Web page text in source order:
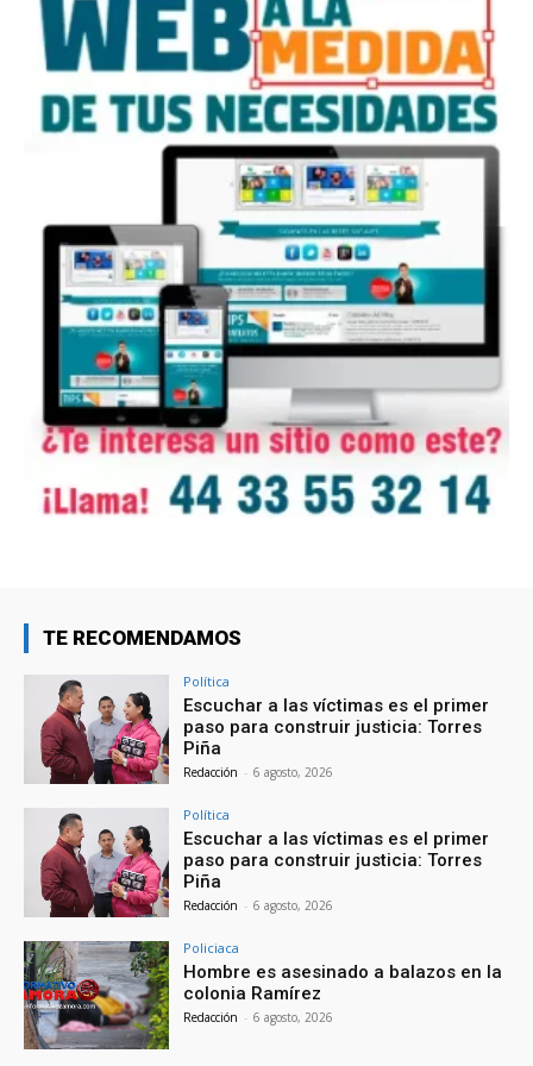
TE RECOMENDAMOS
Política
Escuchar a las víctimas es el primer
paso para construir justicia: Torres
Piña
Redacción - 6 agosto, 2026
Política
Escuchar a las víctimas es el primer
paso para construir justicia: Torres
Piña
Redacción - 6 agosto, 2026
Policiaca
Hombre es asesinado a balazos en la
colonia Ramírez
Redacción - 6 agosto, 2026